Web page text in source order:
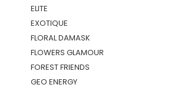
ELITE
EXOTIQUE
FLORAL DAMASK
FLOWERS GLAMOUR
FOREST FRIENDS
GEO ENERGY